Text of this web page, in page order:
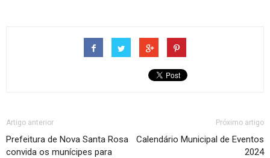
Artigo anterior
Prefeitura de Nova Santa Rosa
convida os munícipes para
Próximo artigo
Calendário Municipal de Eventos
2024